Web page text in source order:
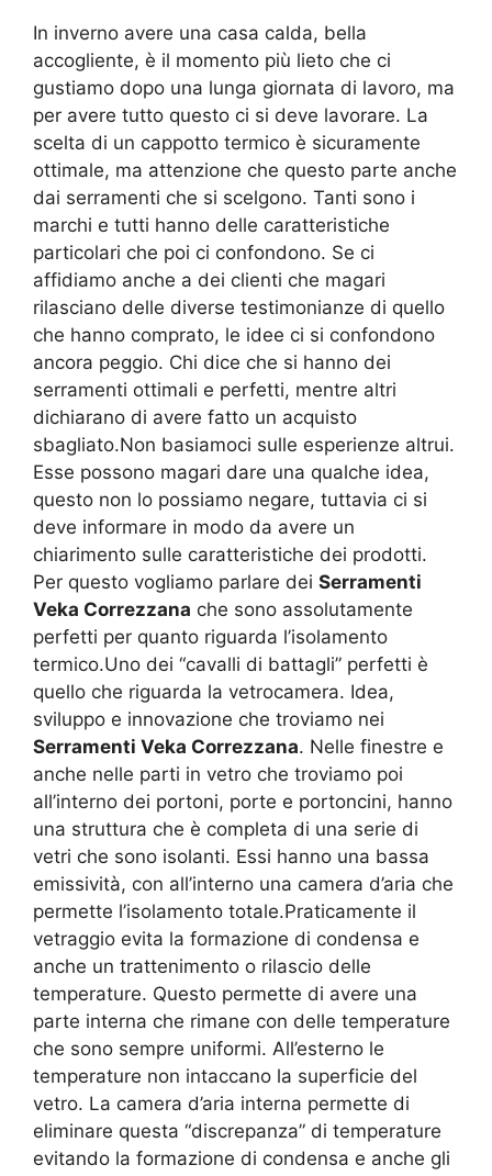
In inverno avere una casa calda, bella
accogliente, è il momento più lieto che ci
gustiamo dopo una lunga giornata di lavoro, ma
per avere tutto questo ci si deve lavorare. La
scelta di un cappotto termico è sicuramente
ottimale, ma attenzione che questo parte anche
dai serramenti che si scelgono. Tanti sono i
marchi e tutti hanno delle caratteristiche
particolari che poi ci confondono. Se ci
affidiamo anche a dei clienti che magari
rilasciano delle diverse testimonianze di quello
che hanno comprato, le idee ci si confondono
ancora peggio. Chi dice che si hanno dei
serramenti ottimali e perfetti, mentre altri
dichiarano di avere fatto un acquisto
sbagliato.Non basiamoci sulle esperienze altrui.
Esse possono magari dare una qualche idea,
questo non lo possiamo negare, tuttavia ci si
deve informare in modo da avere un
chiarimento sulle caratteristiche dei prodotti.
Per questo vogliamo parlare dei Serramenti
Veka Correzzana che sono assolutamente
perfetti per quanto riguarda l’isolamento
termico.Uno dei “cavalli di battagli” perfetti è
quello che riguarda la vetrocamera. Idea,
sviluppo e innovazione che troviamo nei
Serramenti Veka Correzzana. Nelle finestre e
anche nelle parti in vetro che troviamo poi
all’interno dei portoni, porte e portoncini, hanno
una struttura che è completa di una serie di
vetri che sono isolanti. Essi hanno una bassa
emissività, con all’interno una camera d’aria che
permette l’isolamento totale.Praticamente il
vetraggio evita la formazione di condensa e
anche un trattenimento o rilascio delle
temperature. Questo permette di avere una
parte interna che rimane con delle temperature
che sono sempre uniformi. All’esterno le
temperature non intaccano la superficie del
vetro. La camera d’aria interna permette di
eliminare questa “discrepanza” di temperature
evitando la formazione di condensa e anche gli